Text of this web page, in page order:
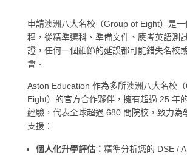
申請澳洲八大名校（Group of Eight）是
程，從精準選科、準備文件、應考英語測
證，任何一個細節的延誤都可能錯失名校
會。
Aston Education 作為多所澳洲八大名校
Eight）的官方合作夥伴，擁有超過 25 年
經驗，代表全球超過 680 間院校，致力為
支援：
個人化升學評估： 精準分析您的 DSE /